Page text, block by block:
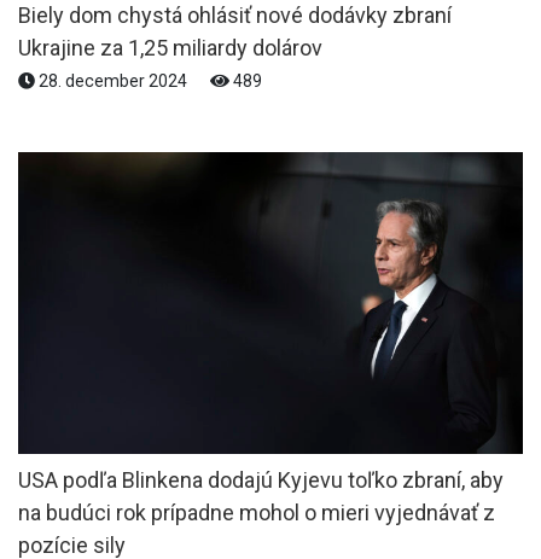
Biely dom chystá ohlásiť nové dodávky zbraní
Ukrajine za 1,25 miliardy dolárov
28. december 2024 489
USA podľa Blinkena dodajú Kyjevu toľko zbraní, aby
na budúci rok prípadne mohol o mieri vyjednávať z
pozície sily